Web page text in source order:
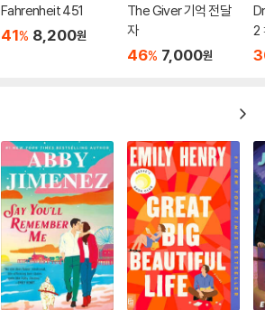
Fahrenheit 451
41% 8,200원
The Giver 기억 전달
자
46% 7,000원
2